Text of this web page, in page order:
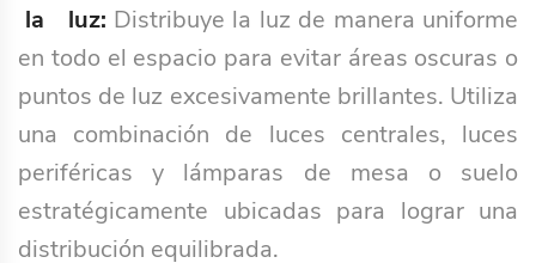
la luz: Distribuye la luz de manera uniforme
en todo el espacio para evitar áreas oscuras o
puntos de luz excesivamente brillantes. Utiliza
una combinación de luces centrales, luces
periféricas y lámparas de mesa o suelo
estratégicamente ubicadas para lograr una
distribución equilibrada.